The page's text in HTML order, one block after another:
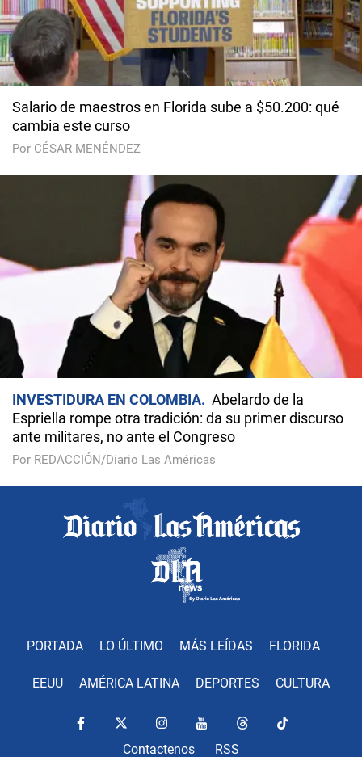
Salario de maestros en Florida sube a $50.200: qué
cambia este curso
Por CÉSAR MENÉNDEZ
INVESTIDURA EN COLOMBIA
Abelardo de la
Espriella rompe otra tradición: da su primer discurso
ante militares, no ante el Congreso
Por REDACCIÓN/Diario Las Américas
PORTADA LO ÚLTIMO MÁS LEÍDAS FLORIDA
EEUU AMÉRICA LATINA DEPORTES CULTURA
Contactenos RSS